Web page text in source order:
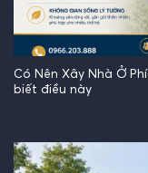
Có Nên Xây Nhà Ở
biết điều này